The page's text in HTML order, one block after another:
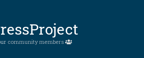
community members